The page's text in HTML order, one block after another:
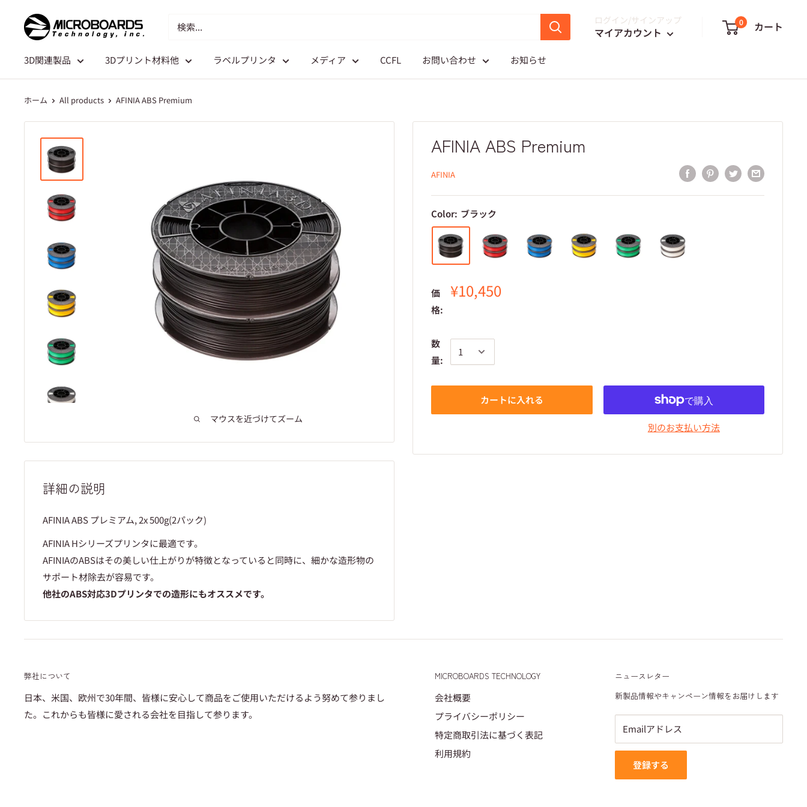
ログイン/サインアップ
マイアカウント
0 カート
3D関連製品 3Dプリント材料他 ラベルプリンタ メディア CCFL お問い合わせ お知らせ
ホーム All products AFINIA ABS Premium
マウスを近づけてズーム
AFINIA ABS Premium
AFINIA
Color: ブラック
価
格:
¥10,450
数
量:
カートに入れる
別のお支払い方法
詳細の説明
AFINIA ABS プレミアム, 2x 500g(2パック)
AFINIA Hシリーズプリンタに最適です。
AFINIAのABSはその美しい仕上がりが特徴となっていると同時に、 細かな造形物の
サポート材除去が容易です。
他社のABS対応3Dプリンタでの造形にもオススメです。
弊社について
日本、米国、欧州で30年間、皆様に安心して商品をご使用いただけるよう努めて参りまし
た。これからも皆様に愛される会社を目指して参ります。
MICROBOARDS TECHNOLOGY
会社概要
プライバシーポリシー
特定商取引法に基づく表記
利用規約
ニュースレター
新製品情報やキャンペーン情報をお届けします
Emailアドレス
登録する